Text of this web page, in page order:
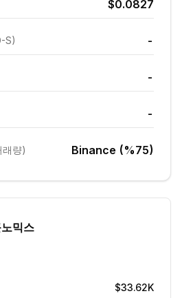
$0.0827
S) -
-
-
래량) Binance (%75)
믹스
$33.62K